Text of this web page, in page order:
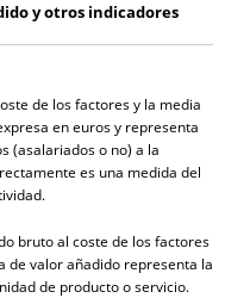
y otros indicadores
de los factores y la media
en euros y representa
(asalariados o no) a la
es una medida del
bruto al coste de los factores
de valor añadido representa la
de producto o servicio.